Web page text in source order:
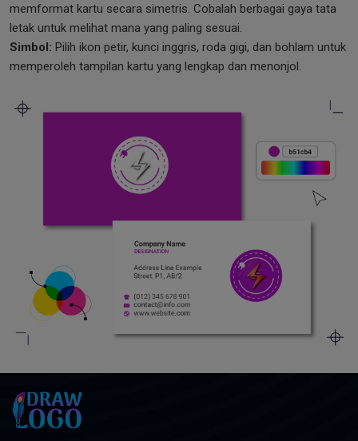
memformat kartu secara simetris. Cobalah berbagai gaya tata
letak untuk melihat mana yang paling sesuai.
Simbol: Pilih ikon petir, kunci inggris, roda gigi, dan bohlam untuk
memperoleh tampilan kartu yang lengkap dan menonjol.